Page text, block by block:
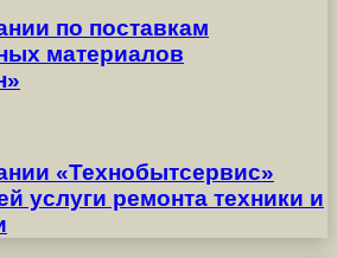
по поставкам
материалов
«Технобытсервис»
услуги ремонта техники и